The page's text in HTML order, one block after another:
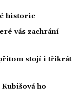
historie
vás zachrání
přitom stojí i třikrát
ho